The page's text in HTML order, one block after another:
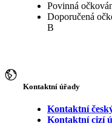
Povinná
Doporučená
B
Kontaktní úřady
Kontaktní
Kontaktní cizí